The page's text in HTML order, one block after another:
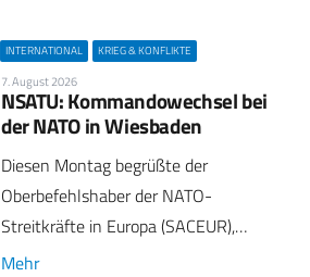
INTERNATIONAL KRIEG & KONFLIKTE
7. August 2026
NSATU: Kommandowechsel bei
der NATO in Wiesbaden
Diesen Montag begrüßte der
Oberbefehlshaber der NATO-
Streitkräfte in Europa (SACEUR),…
Mehr